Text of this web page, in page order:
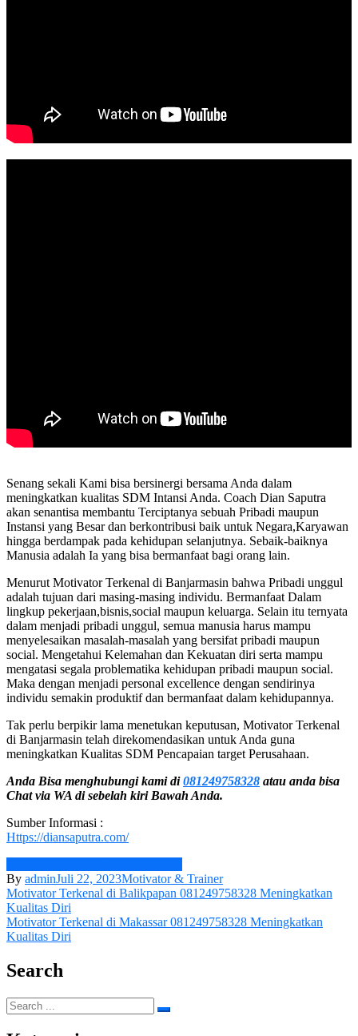
Senang sekali Kami bisa bersinergi bersama Anda dalam
meningkatkan kualitas SDM Intansi Anda. Coach Dian Saputra
akan senantisa membantu Terciptanya sebuah Pribadi maupun
Instansi yang Besar dan berkontribusi baik untuk Negara,Karyawan
hingga berdampak pada kehidupan selanjutnya. Sebaik-baiknya
Manusia adalah Ia yang bisa bermanfaat bagi orang lain.
Menurut Motivator Terkenal di Banjarmasin bahwa Pribadi unggul
adalah tujuan dari masing-masing individu. Bermanfaat Dalam
lingkup pekerjaan,bisnis,social maupun keluarga. Selain itu ternyata
dalam menjadi pribadi unggul, semua manusia harus mampu
menyelesaikan masalah-masalah yang bersifat pribadi maupun
social. Mengetahui Kelemahan dan Kekuatan diri serta mampu
mengatasi segala problematika kehidupan pribadi maupun social.
Maka dengan menjadi personal excellence dengan sendirinya
individu semakin produktif dan bermanfaat dalam kehidupannya.
Tak perlu berpikir lama menetukan keputusan, Motivator Terkenal
di Banjarmasin telah direkomendasikan untuk Anda guna
meningkatkan Kualitas SDM Pencapaian target Perusahaan.
Anda Bisa menghubungi kami di081249758328 atau anda bisa
Chat via WA di sebelah kiri Bawah Anda.
Sumber Informasi :
Https://diansaputra.com/
By adminJuli 22, 2023Motivator & Trainer
Navigasi
pos
Motivator Terkenal di Balikpapan 081249758328 Meningkatkan
Kualitas Diri
Motivator Terkenal di Makassar 081249758328 Meningkatkan
Kualitas Diri
Search
Search
for: